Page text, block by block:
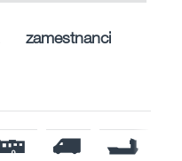
zamestnanci